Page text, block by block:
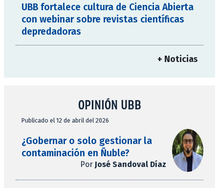
UBB fortalece cultura de Ciencia Abierta
con webinar sobre revistas científicas
depredadoras
+ Noticias
OPINIÓN UBB
Publicado el 12 de abril del 2026
¿Gobernar o solo gestionar la
contaminación en Ñuble?
Por José Sandoval Díaz